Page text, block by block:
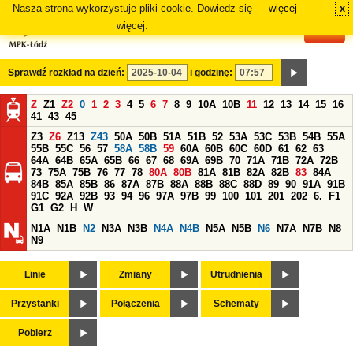
Nasza strona wykorzystuje pliki cookie. Dowiedz się
więcej.
więcej x
Sprawdź rozkład na dzień: i godzinę:
Z Z1 Z2 0 1 2 3 4 5 6 7 8 9 10A 10B 11 12 13 14 15 16
41 43 45
Z3 Z6 Z13 Z43 50A 50B 51A 51B 52 53A 53C 53B 54B 55A
55B 55C 56 57 58A 58B 59 60A 60B 60C 60D 61 62 63
64A 64B 65A 65B 66 67 68 69A 69B 70 71A 71B 72A 72B
73 75A 75B 76 77 78 80A 80B 81A 81B 82A 82B 83 84A
84B 85A 85B 86 87A 87B 88A 88B 88C 88D 89 90 91A 91B
91C 92A 92B 93 94 96 97A 97B 99 100 101 201 202 6.
F1
G1 G2 H
W
N1A
N1B N2 N3A N3B N4A N4B N5A N5B N6 N7A N7B
N8
N9
Linie Zmiany Utrudnienia
Przystanki Połączenia Schematy
Pobierz